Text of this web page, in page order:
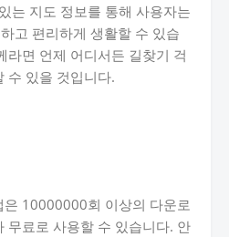
는 지도 정보를 통해 사용자는
고 편리하게 생활할 수 있습
라면 언제 어디서든 길찾기 걱
수 있을 것입니다.
은 10000000회 이상의 다운로
무료로 사용할 수 있습니다. 안